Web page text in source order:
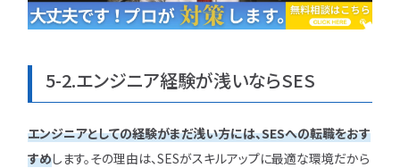
5-2.エンジニア経験が浅いならSES
エンジニアとしての経験がまだ浅い方には、SESへの転職をおす
すめします。その理由は、SESがスキルアップに最適な環境だから